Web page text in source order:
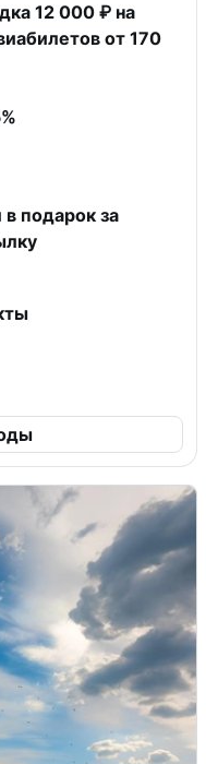
12 000 ₽ на
от 170
подарок за